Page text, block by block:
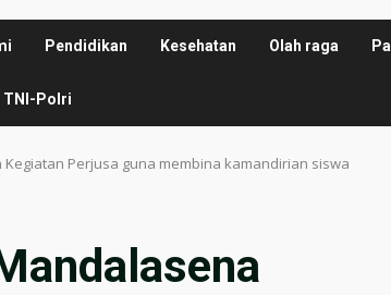
Pendidikan Kesehatan Olah raga
TNI-Polri
Perjusa guna membina kamandirian siswa